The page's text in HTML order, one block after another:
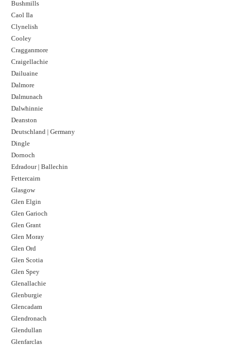
Bushmills
Caol Ila
Clynelish
Cooley
Cragganmore
Craigellachie
Dailuaine
Dalmore​
Dalmunach
Dalwhinnie
Deanston
Deutschland | Germany
Dingle
Dornoch
Edradour | Ballechin
Fettercairn
Glasgow
Glen Elgin
Glen Garioch
Glen Grant
Glen Moray
Glen Ord
Glen Scotia
Glen Spey
Glenallachie
Glenburgie
Glencadam
Glendronach
Glendullan
Glenfarclas